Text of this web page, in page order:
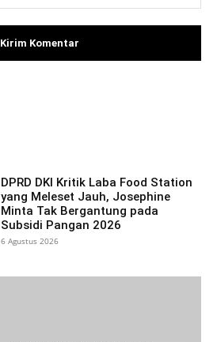
DPRD DKI Kritik Laba Food Station
yang Meleset Jauh, Josephine
Minta Tak Bergantung pada
Subsidi Pangan 2026
6 Agustus 2026